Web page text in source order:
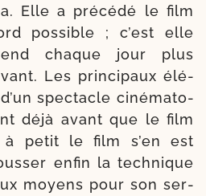
Elle a pré­cé­dé le film
pos­sible ; c’est elle
chaque jour plus
Les prin­ci­paux élé­
spec­tacle ciné­ma­to­
déjà avant que le film
à petit le film s’en est
enfin la tech­nique
moyens pour son ser­